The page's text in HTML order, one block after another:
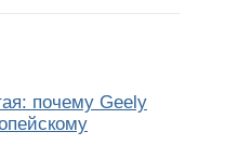
почему Geely